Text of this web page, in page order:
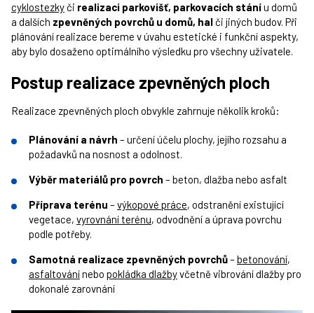
cyklostezky či realizaci parkovišť, parkovacích stáníu domů
a dalších zpevněných povrchů u domů, hal či jiných budov. Při
plánování realizace bereme v úvahu estetické i funkční aspekty,
aby bylo dosaženo optimálního výsledku pro všechny uživatele.
Postup realizace zpevněných ploch
Realizace zpevněných ploch obvykle zahrnuje několik kroků:
Plánování a návrh – určení účelu plochy, jejího rozsahu a
požadavků na nosnost a odolnost.
Výběr materiálů pro povrch – beton, dlažba nebo asfalt
Příprava terénu –výkopové práce, odstranění existující
vegetace, vyrovnání terénu, odvodnění a úprava povrchu
podle potřeby.
Samotná realizace zpevněných povrchů–betonování,
asfaltovánínebo pokládka dlažbyvčetně vibrování dlažby pro
dokonalé zarovnání